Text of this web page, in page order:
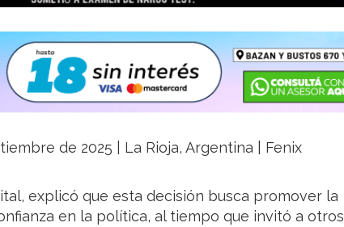
de 2025 | La Rioja, Argentina | Fenix
explicó que esta decisión busca promover la
en la política, al tiempo que invitó a otros